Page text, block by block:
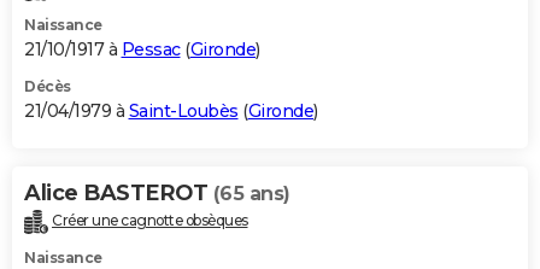
Naissance
21/10/1917 à Pessac(Gironde)
Décès
21/04/1979 à Saint-Loubès (Gironde)
Alice BASTEROT (65 ans)
Créer une cagnotte obsèques
Naissance